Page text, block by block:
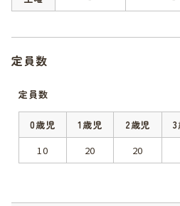
定員数
定員数
0歳児 1歳児 2歳児
10
20 20